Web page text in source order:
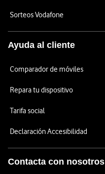
Sorteos Vodafone
Ayuda al cliente
Comparador de móviles
Repara tu dispositivo
Tarifa social
Declaración Accesibilidad
Contacta con nosotros